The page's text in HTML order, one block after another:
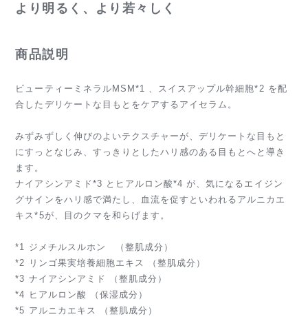
より明るく、より若々しく
商品説明
ビューティーミネラルMSM*1 、スイスアップル幹細胞*2 を配
合したデリケートな目もとをケアするアイセラム。
みずみずしく伸びのよいテクスチャーが、デリケートな目もと
にすっとなじみ、すっきりとしたハリ感のある目もとへと導き
ます。
ナイアシンアミド*3 とヒアルロン酸*4 が、気になるエイジン
グサインをハリ感で満たし、血流を促すといわれるアルニカエ
キス*5が、目のクマを和らげます。
*1 ジメチルスルホン （整肌成分）
*2 リンゴ果実培養細胞エキス （整肌成分）
*3 ナイアシンアミド （整肌成分）
*4 ヒアルロン酸 （保湿成分）
*5 アルニカエキス （整肌成分）